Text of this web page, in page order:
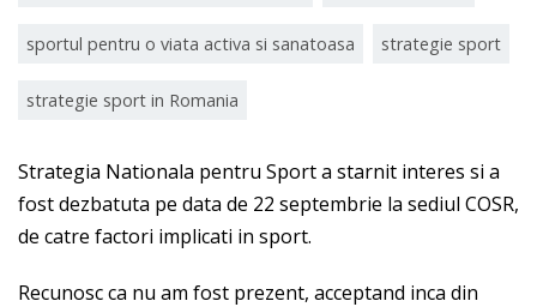
sportul pentru o viata activa si sanatoasa strategie sport
strategie sport in Romania
Strategia Nationala pentru Sport a starnit interes si a
fost dezbatuta pe data de 22 septembrie la sediul COSR,
de catre factori implicati in sport.
Recunosc ca nu am fost prezent, acceptand inca din